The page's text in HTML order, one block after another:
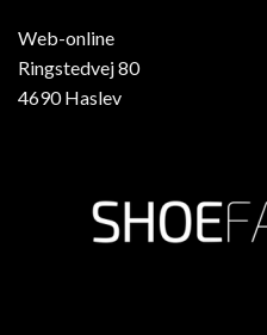
Web-online
Ringstedvej 80
4690 Haslev